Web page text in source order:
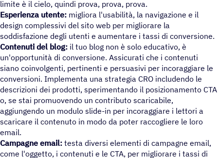
limite è il cielo, quindi prova, prova, prova.
Esperienza utente: migliora l'usabilità, la navigazione e il
design complessivi del sito web per migliorare la
soddisfazione degli utenti e aumentare i tassi di conversione.
Contenuti del blog: il tuo blog non è solo educativo, è
un'opportunità di conversione. Assicurati che i contenuti
siano coinvolgenti, pertinenti e persuasivi per incoraggiare le
conversioni. Implementa una strategia CRO includendo le
descrizioni dei prodotti, sperimentando il posizionamento CTA
o, se stai promuovendo un contributo scaricabile,
aggiungendo un modulo slide-in per incoraggiare i lettori a
scaricare il contenuto in modo da poter raccogliere le loro
email.
Campagne email: testa diversi elementi di campagne email,
come l'oggetto, i contenuti e le CTA, per migliorare i tassi di